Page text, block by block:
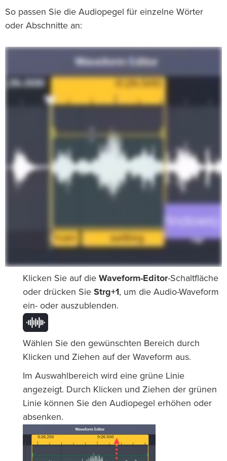
So passen Sie die Audiopegel für einzelne Wörter
oder Abschnitte an:
Klicken Sie auf die Waveform-Editor-Schaltfläche
oder drücken Sie Strg+1 , um die Audio-Waveform
ein- oder auszublenden.
Wählen Sie den gewünschten Bereich durch
Klicken und Ziehen auf der Waveform aus.
Im Auswahlbereich wird eine grüne Linie
angezeigt. Durch Klicken und Ziehen der grünen
Linie können Sie den Audiopegel erhöhen oder
absenken.